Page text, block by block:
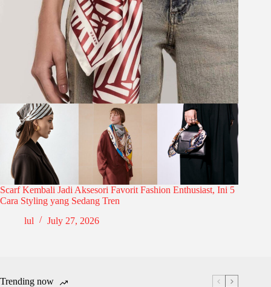
Scarf Kembali Jadi Aksesori Favorit Fashion Enthusiast, Ini 5
Cara Styling yang Sedang Tren
lul
July 27, 2026
Trending now